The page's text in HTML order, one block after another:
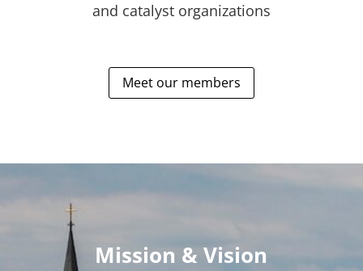
and catalyst organizations
Meet our members
Mission & Vision